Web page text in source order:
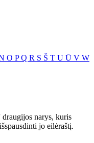
O PQ R S Š T U Ū V W
narys, kuris
jo eilėraštį.